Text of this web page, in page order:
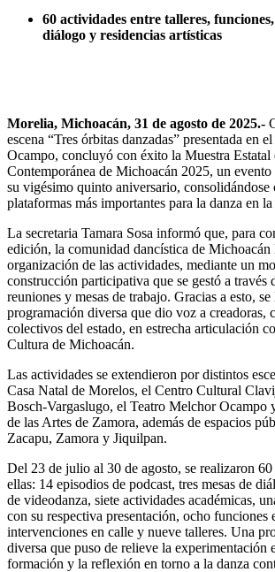
60 actividades entre talleres,
diálogo y residencias artísticas
Morelia, Michoacán, 31 de agosto de 2025.-
escena “Tres órbitas danzadas” presentada en
Ocampo, concluyó con éxito la Muestra Estatal
Contemporánea de Michoacán 2025, un evento
su vigésimo quinto aniversario, consolidándose
plataformas más importantes para la danza en
La secretaria Tamara Sosa informó que, para
edición, la comunidad dancística de Michoacán
organización de las actividades, mediante un
construcción participativa que se gestó a través
reuniones y mesas de trabajo. Gracias a esto,
programación diversa que dio voz a creadoras,
colectivos del estado, en estrecha articulación
Cultura de Michoacán.
Las actividades se extendieron por distintos
Casa Natal de Morelos, el Centro Cultural
Bosch-Vargaslugo, el Teatro Melchor Ocampo
de las Artes de Zamora, además de espacios
Zacapu, Zamora y Jiquilpan.
Del 23 de julio al 30 de agosto, se realizaron
ellas: 14 episodios de podcast, tres mesas de
de videodanza, siete actividades académicas,
con su respectiva presentación, ocho funciones
intervenciones en calle y nueve talleres. Una
diversa que puso de relieve la experimentación
formación y la reflexión en torno a la danza